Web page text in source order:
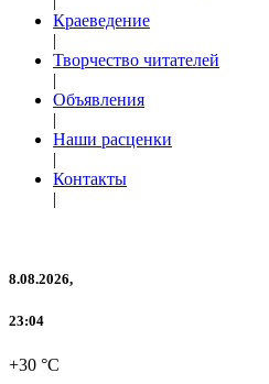
Краеведение
|
Творчество читателей
|
Объявления
|
Наши расценки
|
Контакты
|
8.08.2026,
23:04
+30 °C